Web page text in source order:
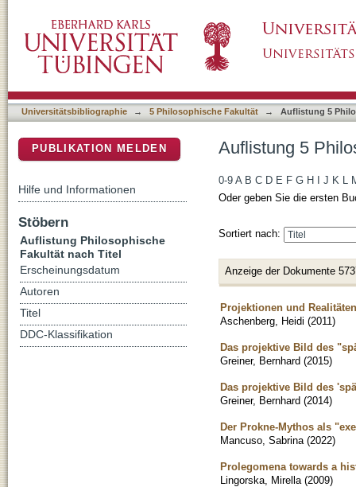
Universitätsbibliographie → 5 Philosophische Fakultät → Auflistung 5
Auflistung 5
0-9 A B C D E F G H J K L
Oder geben Sie die ersten
Sortiert nach:
Anzeige der Dokumente
Projektionen und
Aschenberg, Heidi (2011)
Das projektive Bild des
Greiner, Bernhard (2015)
Das projektive Bild des
Greiner, Bernhard (2014)
Der Prokne-Mythos als
Mancuso, Sabrina (2022)
Prolegomena towards a
Lingorska, Mirella (2009)
PUBLIKATION MELDEN
Hilfe und Informationen
Stöbern
Auflistung Philosophische
Fakultät nach Titel
Erscheinungsdatum
Autoren
Titel
DDC-Klassifikation